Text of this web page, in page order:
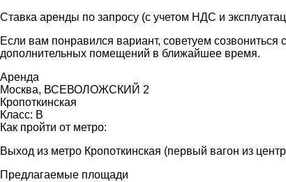
Ставка аренды по запросу (с учетом НДС и
Если вам понравился вариант, советуем
дополнительных помещений в ближайшее время.
Аренда
Москва, ВСЕВОЛОЖСКИЙ 2
Кропоткинская
Класс: В
Как пройти от метро:
Выход из метро Кропоткинская (первый вагон из
Предлагаемые площади